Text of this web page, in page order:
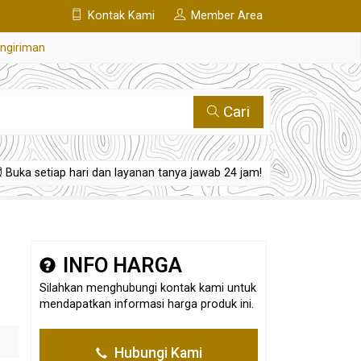
Kontak Kami Member Area
Cari
Buka setiap hari dan layanan tanya jawab 24 jam!
INFO HARGA
Silahkan menghubungi kontak kami untuk
mendapatkan informasi harga produk ini.
Hubungi Kami